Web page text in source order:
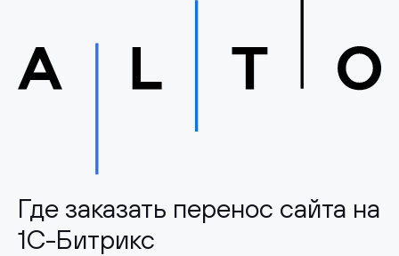
Где заказать перенос сайта на
1С-Битрикс